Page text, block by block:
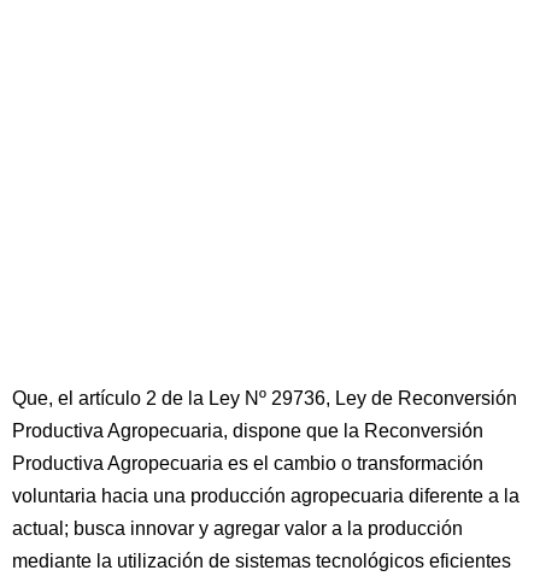
Que, el artículo 2 de la Ley Nº 29736, Ley de Reconversión
Productiva Agropecuaria, dispone que la Reconversión
Productiva Agropecuaria es el cambio o transformación
voluntaria hacia una producción agropecuaria diferente a la
actual; busca innovar y agregar valor a la producción
mediante la utilización de sistemas tecnológicos eficientes